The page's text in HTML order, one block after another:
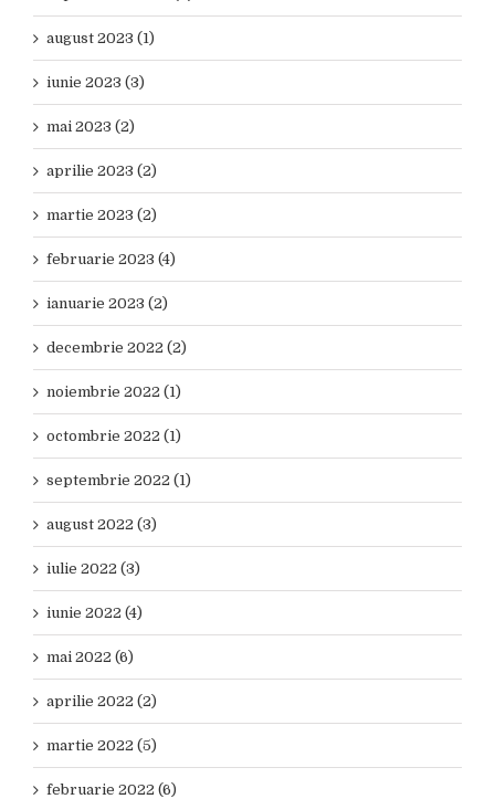
august 2023 (1)
iunie 2023 (3)
mai 2023 (2)
aprilie 2023 (2)
martie 2023 (2)
februarie 2023 (4)
ianuarie 2023 (2)
decembrie 2022 (2)
noiembrie 2022 (1)
octombrie 2022 (1)
septembrie 2022 (1)
august 2022 (3)
iulie 2022 (3)
iunie 2022 (4)
mai 2022 (6)
aprilie 2022 (2)
martie 2022 (5)
februarie 2022 (6)